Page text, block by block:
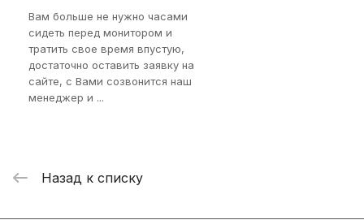
Вам больше не нужно часами
сидеть перед монитором и
тратить свое время впустую,
достаточно оставить заявку на
сайте, с Вами созвонится наш
менеджер и ...
Назад к списку